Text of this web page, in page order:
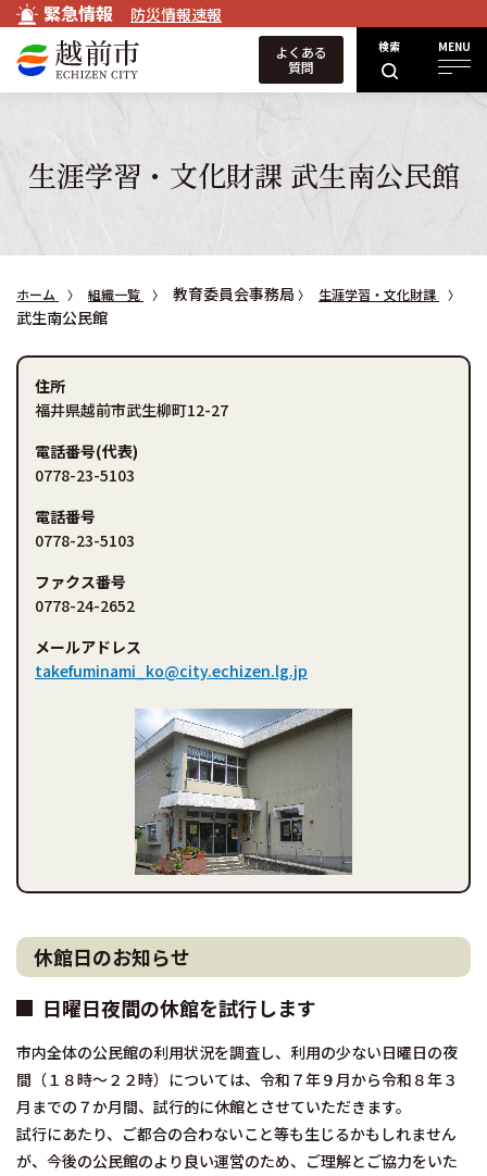
緊急情報 防災情報速報
検索 MENU
よくある
質問
生涯学習・文化財課 武生南公民館
ホーム 組織一覧 教育委員会事務局 生涯学習・文化財課
武生南公民館
住所
福井県越前市武生柳町12-27
電話番号(代表)
0778-23-5103
電話番号
0778-23-5103
ファクス番号
0778-24-2652
メールアドレス
takefuminami_ko@city.echizen.lg.jp
休館日のお知らせ
日曜日夜間の休館を試行します
市内全体の公民館の利用状況を調査し、利用の少ない日曜日の夜
間（１８時～２２時）については、令和７年９月から令和８年３
月までの７か月間、試行的に休館とさせていただきます。
試行にあたり、ご都合の合わないこと等も生じるかもしれません
が、今後の公民館のより良い運営のため、ご理解とご協力をいた